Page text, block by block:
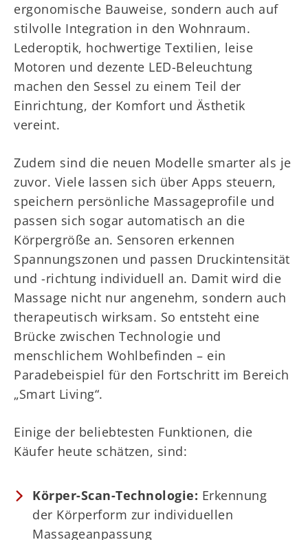
ergonomische Bauweise, sondern auch auf
stilvolle Integration in den Wohnraum.
Lederoptik, hochwertige Textilien, leise
Motoren und dezente LED-Beleuchtung
machen den Sessel zu einem Teil der
Einrichtung, der Komfort und Ästhetik
vereint.
Zudem sind die neuen Modelle smarter als je
zuvor. Viele lassen sich über Apps steuern,
speichern persönliche Massageprofile und
passen sich sogar automatisch an die
Körpergröße an. Sensoren erkennen
Spannungszonen und passen Druckintensität
und -richtung individuell an. Damit wird die
Massage nicht nur angenehm, sondern auch
therapeutisch wirksam. So entsteht eine
Brücke zwischen Technologie und
menschlichem Wohlbefinden – ein
Paradebeispiel für den Fortschritt im Bereich
„Smart Living“.
Einige der beliebtesten Funktionen, die
Käufer heute schätzen, sind:
Körper-Scan-Technologie: Erkennung
der Körperform zur individuellen
Massageanpassung